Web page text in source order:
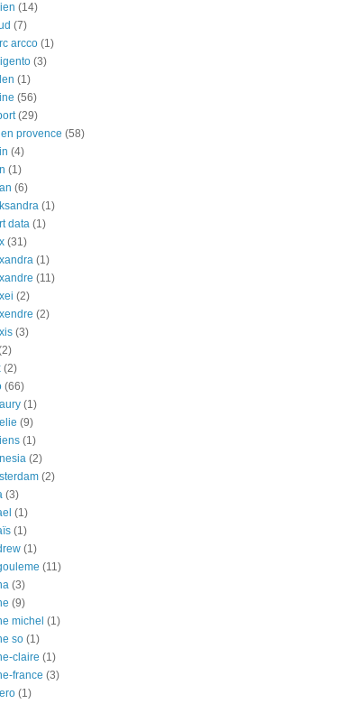
(14)
(7)
arcco (1)
(3)
(1)
(56)
(29)
provence (58)
(4)
(1)
(6)
(1)
data (1)
(31)
(1)
(11)
(2)
(2)
(3)
(2)
(66)
(1)
(9)
(1)
(2)
(2)
(3)
(1)
(1)
(1)
(11)
(3)
(9)
michel (1)
so (1)
claire (1)
france (3)
(1)